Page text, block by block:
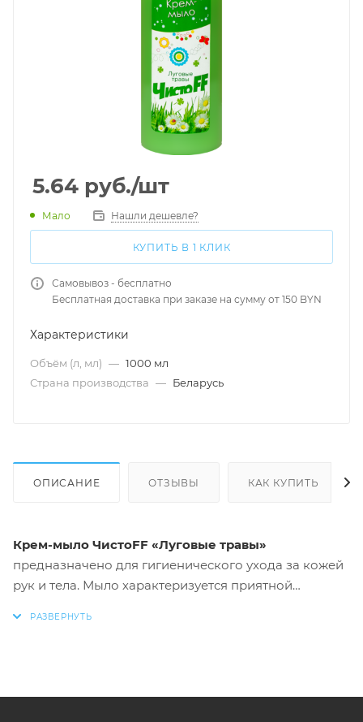
5.64 руб./шт
Мало Нашли дешевле?
КУПИТЬ В 1 КЛИК
Самовывоз - бесплатно
Бесплатная доставка при заказе на сумму от 150 BYN
Характеристики
Объём (л, мл) — 1000 мл
Страна производства — Беларусь
ОПИСАНИЕ ОТЗЫВЫ КАК КУПИТЬ
Крем-мыло ЧистоFF «Луговые травы»
предназначено для гигиенического ухода за кожей
рук и тела. Мыло характеризуется приятной